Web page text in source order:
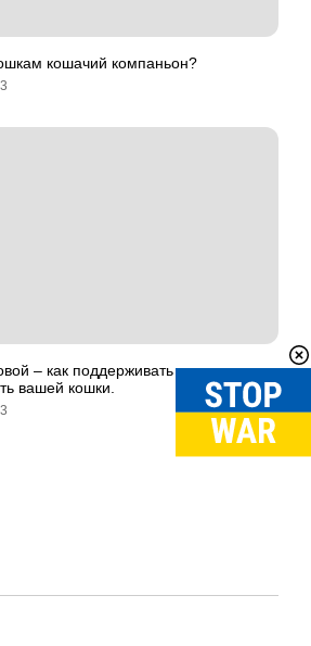
кошачий компаньон?
– как поддерживать умственную
вашей кошки.